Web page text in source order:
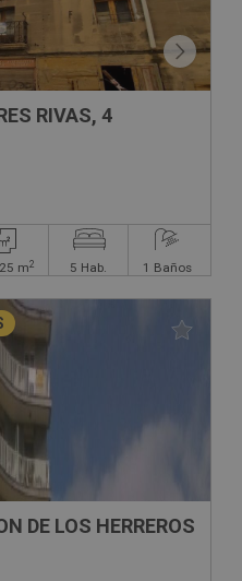
RIVAS, 4
m2 5 Hab. 1 Baños
DE LOS HERREROS